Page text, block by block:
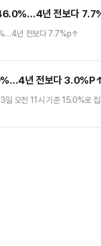
46.0%…4년 전보다
년 전보다 7.7%p↑
년 전보다
일 오전 11시 기준 15.0%로
으며 전체 유권자 4464만